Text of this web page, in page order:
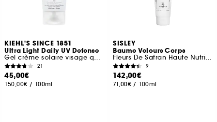
KIEHL'S SINCE 1851
Ultra Light Daily UV Defense
Gel crème solaire visage quotidien SPF 50 PA++++
21
45,00€
150,00€ / 100ml
SISLEY
Baume Velours Corps
Fleurs De Safran Haute Nutrition
9
142,00€
71,00€ / 100ml